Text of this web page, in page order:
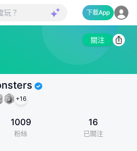
下載App
關注
+16
1009
粉絲
16
已關注